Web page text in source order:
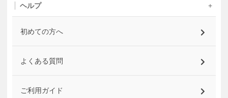
ヘルプ
初めての方へ
よくある質問
ご利用ガイド